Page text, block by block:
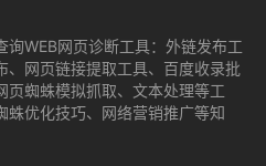
WEB网页诊断工具：外链发布工
网页链接提取工具、百度收录批
页蜘蛛模拟抓取、文本处理等工
蛛优化技巧、网络营销推广等知